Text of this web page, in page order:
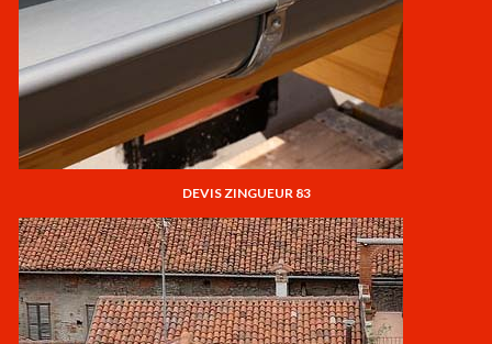
DEVIS ZINGUEUR 83